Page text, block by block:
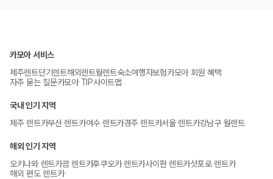
카모아 서비스
제주렌트단기렌트해외렌트월렌트숙소여행자보험카모아 회원 혜택
자주 묻는 질문카모아 TIP사이트맵
국내 인기 지역
제주 렌트카부산 렌트카여수 렌트카경주 렌트카서울 렌트카강남구 월렌트
해외 인기 지역
오키나와 렌트카괌 렌트카후쿠오카 렌트카사이판 렌트카삿포로 렌트카
해외 편도 렌트카